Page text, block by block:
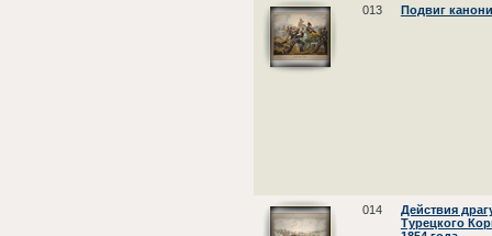
013 Подвиг
014
Действия
Турецкого